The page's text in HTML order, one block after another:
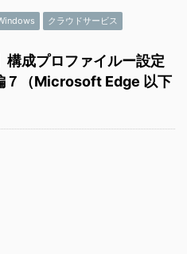
クラウドサービス
構成プロファイルー設定
７（Microsoft Edge 以下